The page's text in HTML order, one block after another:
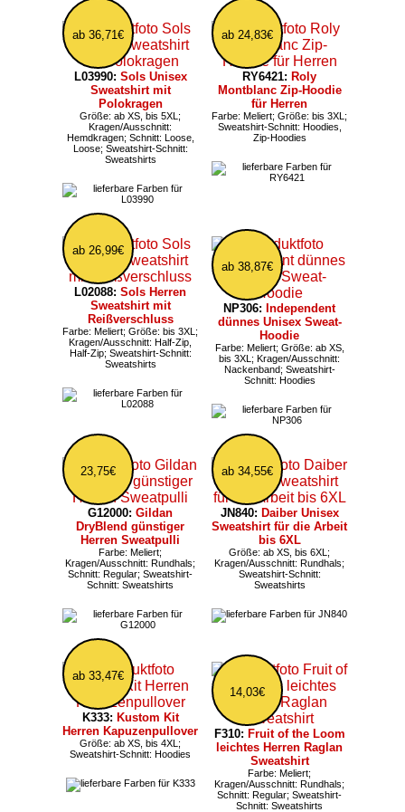
ab 36,71€
L03990: Sols Unisex
Sweatshirt mit
Polokragen
Größe: ab XS, bis 5XL;
Kragen/Ausschnitt:
Hemdkragen; Schnitt: Loose,
Loose; Sweatshirt-Schnitt:
Sweatshirts
ab 24,83€
RY6421: Roly
Montblanc Zip-Hoodie
für Herren
Farbe: Meliert; Größe: bis 3XL;
Sweatshirt-Schnitt: Hoodies,
Zip-Hoodies
ab 26,99€
L02088: Sols Herren
Sweatshirt mit
Reißverschluss
Farbe: Meliert; Größe: bis 3XL;
Kragen/Ausschnitt: Half-Zip,
Half-Zip; Sweatshirt-Schnitt:
Sweatshirts
ab 38,87€
NP306: Independent
dünnes Unisex Sweat-
Hoodie
Farbe: Meliert; Größe: ab XS,
bis 3XL; Kragen/Ausschnitt:
Nackenband; Sweatshirt-
Schnitt: Hoodies
23,75€
G12000: Gildan
DryBlend günstiger
Herren Sweatpulli
Farbe: Meliert;
Kragen/Ausschnitt: Rundhals;
Schnitt: Regular; Sweatshirt-
Schnitt: Sweatshirts
ab 34,55€
JN840: Daiber Unisex
Sweatshirt für die Arbeit
bis 6XL
Größe: ab XS, bis 6XL;
Kragen/Ausschnitt: Rundhals;
Sweatshirt-Schnitt:
Sweatshirts
ab 33,47€
K333: Kustom Kit
Herren Kapuzenpullover
Größe: ab XS, bis 4XL;
Sweatshirt-Schnitt: Hoodies
14,03€
F310: Fruit of the Loom
leichtes Herren Raglan
Sweatshirt
Farbe: Meliert;
Kragen/Ausschnitt: Rundhals;
Schnitt: Regular; Sweatshirt-
Schnitt: Sweatshirts